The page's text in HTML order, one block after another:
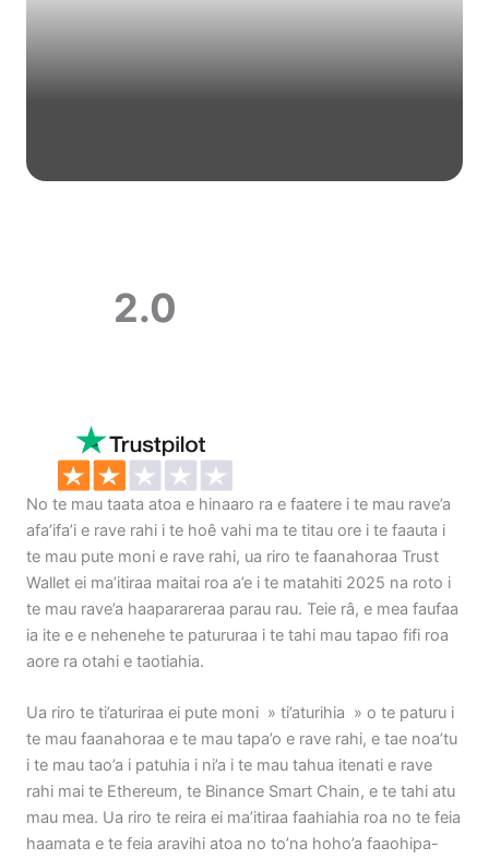
2.0
No te mau taata atoa e hinaaro ra e faatere i te mau rave’a
afa’ifa’i e rave rahi i te hoê vahi ma te titau ore i te faauta i
te mau pute moni e rave rahi, ua riro te faanahoraa Trust
Wallet ei ma’itiraa maitai roa a’e i te matahiti 2025 na roto i
te mau rave’a haaparareraa parau rau. Teie râ, e mea faufaa
ia ite e e nehenehe te patururaa i te tahi mau tapao fifi roa
aore ra otahi e taotiahia.
Ua riro te ti’aturiraa ei pute moni » ti’aturihia » o te paturu i
te mau faanahoraa e te mau tapa’o e rave rahi, e tae noa’tu
i te mau tao’a i patuhia i ni’a i te mau tahua itenati e rave
rahi mai te Ethereum, te Binance Smart Chain, e te tahi atu
mau mea. Ua riro te reira ei ma’itiraa faahiahia roa no te feia
haamata e te feia aravihi atoa no to’na hoho’a faaohipa-